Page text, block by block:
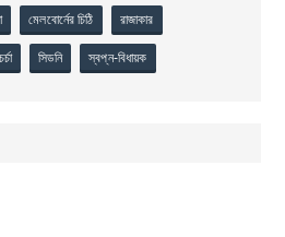
মেলবোর্নের চিঠি রাজাকার
সিডনি স্বপ্ন-বিধায়ক